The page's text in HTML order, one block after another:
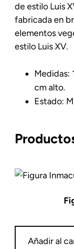
de estilo Luis
fabricada en
elementos
estilo Luis XV.
Medidas:
cm alto.
Estado:
Añadir al